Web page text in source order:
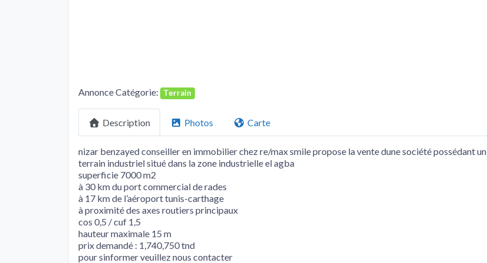
Annonce Catégorie: Terrain
Description Photos Carte
nizar benzayed conseiller en immobilier chez re/max smile propose la vente dune société possédant un
terrain industriel situé dans la zone industrielle el agba
superficie 7000 m2
à 30 km du port commercial de rades
à 17 km de l’aéroport tunis-carthage
à proximité des axes routiers principaux
cos 0,5 / cuf 1,5
hauteur maximale 15 m
prix demandé : 1,740,750 tnd
pour sinformer veuillez nous contacter